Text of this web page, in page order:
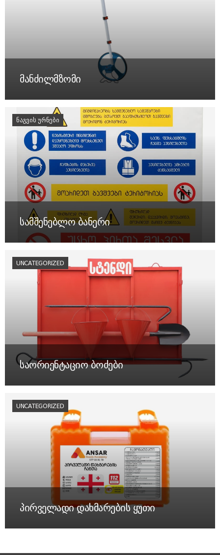
მანძილმზომი
სამშენებლო ბანერი
ᲜᲐᲒᲕᲘᲡ ᲣᲠᲜᲔᲑᲘ
საორიენტაციო ბოძები
UNCATEGORIZED
პირველადი დახმარების ყუთი
UNCATEGORIZED